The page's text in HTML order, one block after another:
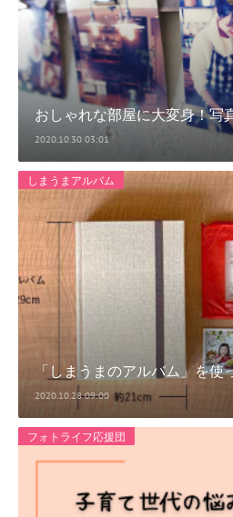
おしゃれな部屋に大変身！写
2020.10.30 03:01
しまうまアルバム
「しまうまのアルバム」を使
2020.10.28 09:00
フォトライフ応援団